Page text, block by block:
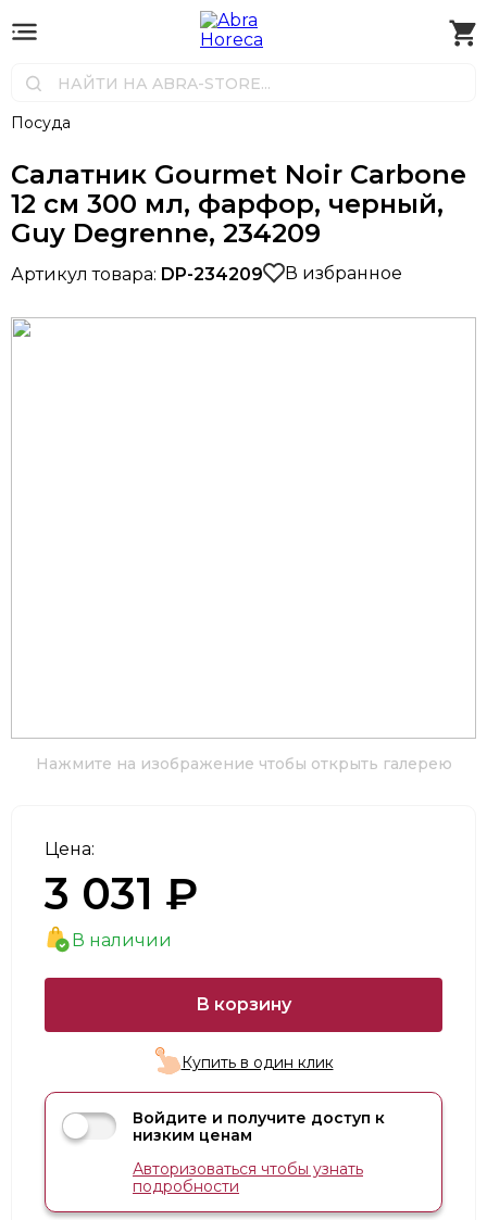
Посуда
Салатник Gourmet Noir Carbone
12 см 300 мл, фарфор, черный,
Guy Degrenne, 234209
Артикул товара: DP-234209 В избранное
Нажмите на изображение чтобы открыть галерею
Цена:
3 031 ₽
В наличии
В корзину
Купить в один клик
Войдите и получите доступ к
низким ценам
Авторизоваться чтобы узнать
подробности